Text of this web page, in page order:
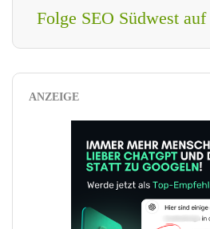
Folge SEO Südwest
ANZEIGE